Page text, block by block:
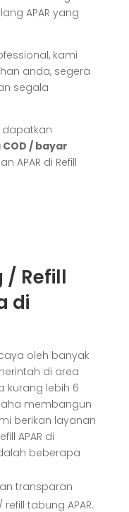
APAR yang
kami
anda, segera
segala
dapatkan
/ bayar
APAR di Refill
/ Refill
di
oleh banyak
di area
kurang lebih 6
membangun
berikan layanan
APAR di
beberapa
transparan
tabung APAR.